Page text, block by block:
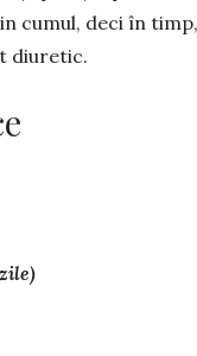
cumul, deci în
diuretic.